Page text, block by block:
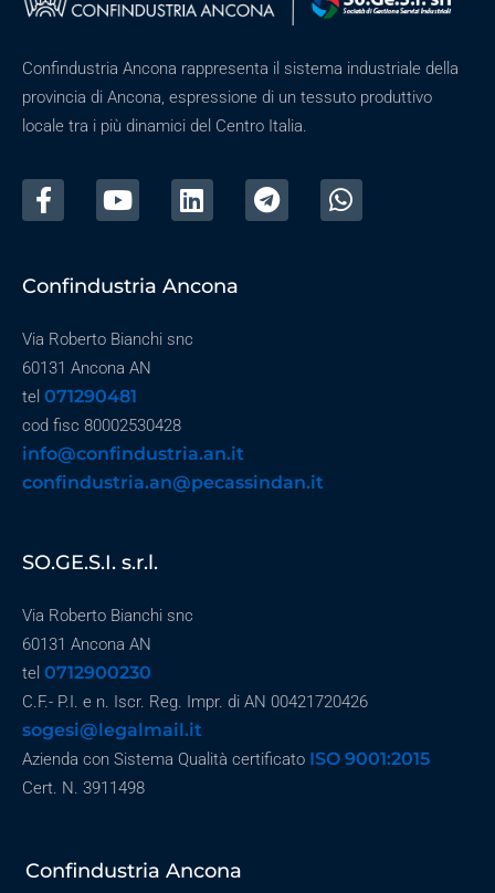
Confindustria Ancona rappresenta il sistema industriale della
provincia di Ancona, espressione di un tessuto produttivo
locale tra i più dinamici del Centro Italia.
Confindustria Ancona
Via Roberto Bianchi snc
60131 Ancona AN
tel 071290481
cod fisc 80002530428
info@confindustria.an.it
confindustria.an@pecassindan.it
SO.GE.S.I. s.r.l.
Via Roberto Bianchi snc
60131 Ancona AN
tel 0712900230
C.F.- P.I. e n. Iscr. Reg. Impr. di AN 00421720426
sogesi@legalmail.it
Azienda con Sistema Qualità certificato ISO 9001:2015
Cert. N. 3911498
Confindustria Ancona